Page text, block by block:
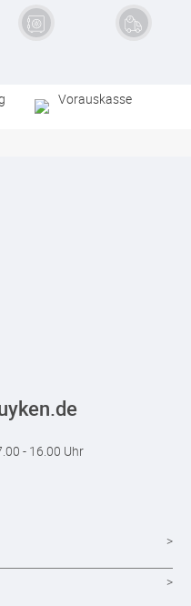
- 16.00 Uhr